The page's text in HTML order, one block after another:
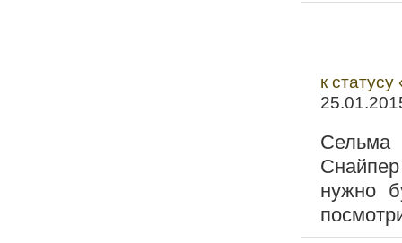
к
Сельма
нужно